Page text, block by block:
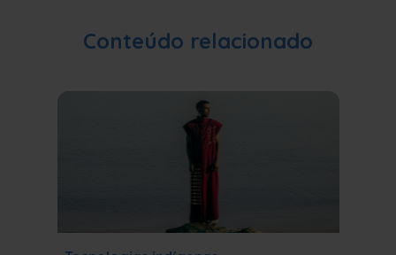
Conteúdo relacionado